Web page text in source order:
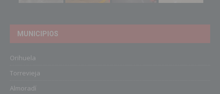
MUNICIPIOS
Orihuela
Torrevieja
Almoradí